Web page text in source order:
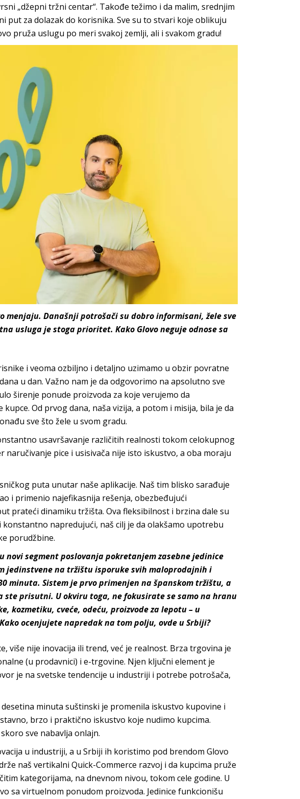
„džepni tržni centar“. Takođe težimo i da malim, srednjim
put za dolazak do korisnika. Sve su to stvari koje oblikuju
pruža uslugu po meri svakoj zemlji, ali i svakom gradu!
menjaju. Današnji potrošači su dobro informisani, žele sve
usluga je stoga prioritet. Kako Glovo neguje odnose sa
i veoma ozbiljno i detaljno uzimamo u obzir povratne
u dan. Važno nam je da odgovorimo na apsolutno sve
širenje ponude proizvoda za koje verujemo da
Od prvog dana, naša vizija, a potom i misija, bila je da
sve što žele u svom gradu.
usavršavanje različitih realnosti tokom celokupnog
pice i usisivača nije isto iskustvo, a oba moraju
puta unutar naše aplikacije. Naš tim blisko sarađuje
i primenio najefikasnija rešenja, obezbeđujući
prateći dinamiku tržišta. Ova fleksibilnost i brzina dale su
napredujući, naš cilj je da olakšamo upotrebu
porudžbine.
novi segment poslovanja pokretanjem zasebne jedinice
jedinstvene na tržištu isporuke svih maloprodajnih i
minuta. Sistem jeprvo primenjen na španskom tržištu, a
prisutni. U okviru toga, ne fokusirate se samo na hranu
kozmetiku, cveće, odeću, proizvode za lepotu – u
Kako ocenjujete napredak na tom polju, ovde u Srbiji?
više nije inovacija ili trend, već je realnost. Brza trgovina je
(u prodavnici) i e-trgovine. Njen ključni element je
je na svetske tendencije u industriji i potrebe potrošača,
minuta suštinski je promenila iskustvo kupovine i
brzo i praktično iskustvo koje nudimo kupcima.
sve nabavlja onlajn.
u industriji, a u Srbiji ih koristimo pod brendom Glovo
naš vertikalni Quick-Commerce razvoj i da kupcima pruže
kategorijama, na dnevnom nivou, tokom cele godine. U
sa virtuelnom ponudom proizvoda. Jedinice funkcionišu